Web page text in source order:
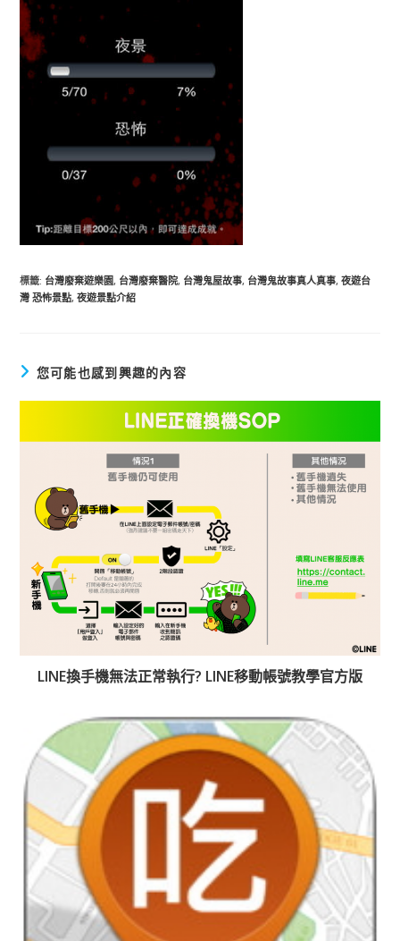
標籤: 台灣廢棄遊樂園, 台灣廢棄醫院, 台灣鬼屋故事, 台灣鬼故事真人真事, 夜遊台
灣 恐怖景點, 夜遊景點介紹
您可能也感到興趣的內容
LINE換手機無法正常執行? LINE移動帳號教學官方版